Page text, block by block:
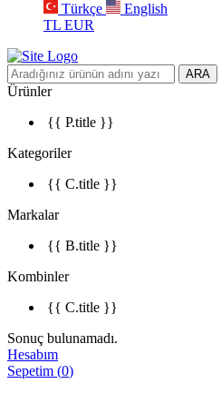
Türkçe
English
TL EUR
ARA
Ürünler
{{ P.title }}
Kategoriler
{{ C.title }}
Markalar
{{ B.title }}
Kombinler
{{ C.title }}
Sonuç bulunamadı.
Hesabım
Sepetim (0)